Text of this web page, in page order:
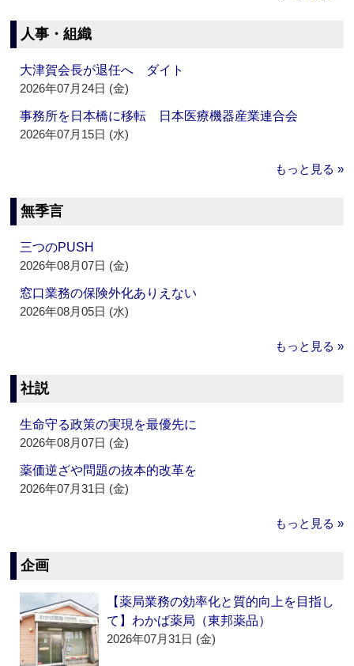
人事・組織
大津賀会長が退任へ ダイト
2026年07月24日 (金)
事務所を日本橋に移転 日本医療機器産業連合会
2026年07月15日 (水)
もっと見る »
無季言
三つのPUSH
2026年08月07日 (金)
窓口業務の保険外化ありえない
2026年08月05日 (水)
もっと見る »
社説
生命守る政策の実現を最優先に
2026年08月07日 (金)
薬価逆ざや問題の抜本的改革を
2026年07月31日 (金)
もっと見る »
企画
【薬局業務の効率化と質的向上を目指し
て】わかば薬局（東邦薬品）
2026年07月31日 (金)